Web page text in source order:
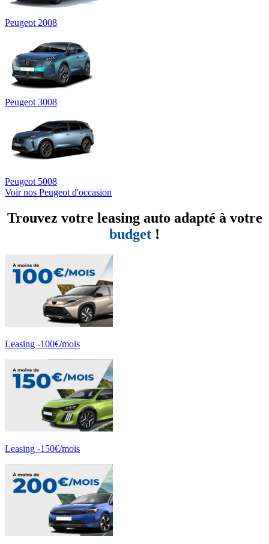
Peugeot 2008
Peugeot 3008
Peugeot 5008
Voir nos Peugeot d'occasion
Trouvez votre leasing auto adapté à votre
budget !
Leasing -100€/mois
Leasing -150€/mois